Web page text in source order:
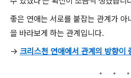
좋은 연애는 서로를 붙잡는 관계가 아
을 바라보게 하는 관계입니다.
→ 크리스천 연애에서 관계의 방향이